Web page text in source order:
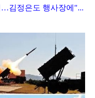
…김정은도 행사장에 "...